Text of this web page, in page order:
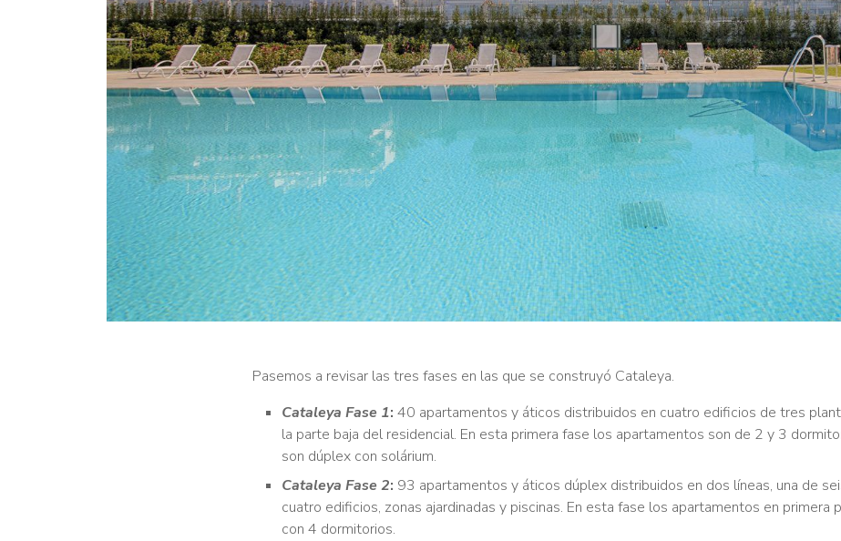
Pasemos a revisar las tres fases en las que se construyó Cataleya.
Cataleya Fase 1: 40 apartamentos y áticos distribuidos en cuatro edificios de tres
la parte baja del residencial. En esta primera fase los apartamentos son de 2 y 3
son dúplex con solárium.
Cataleya Fase 2: 93 apartamentos y áticos dúplex distribuidos en dos líneas, una de
cuatro edificios, zonas ajardinadas y piscinas. En esta fase los apartamentos en primera
con 4 dormitorios.